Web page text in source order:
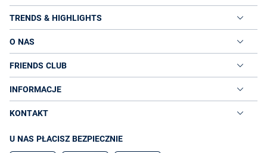
TRENDS & HIGHLIGHTS
O NAS
FRIENDS CLUB
INFORMACJE
KONTAKT
U NAS PŁACISZ BEZPIECZNIE